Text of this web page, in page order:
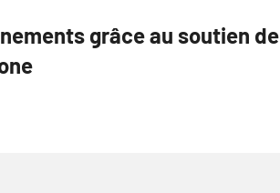
grâce au soutien de